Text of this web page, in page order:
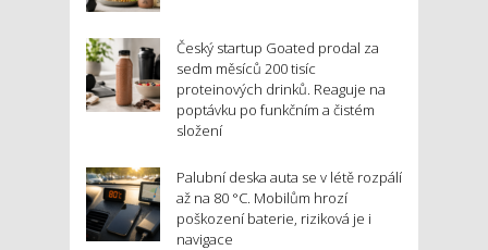
Český startup Goated prodal za
sedm měsíců 200 tisíc
proteinových drinků. Reaguje na
poptávku po funkčním a čistém
složení
Palubní deska auta se v létě rozpálí
až na 80 °C. Mobilům hrozí
poškození baterie, riziková je i
navigace